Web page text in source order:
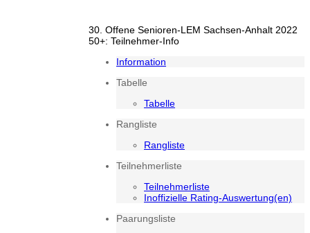
30. Offene Senioren-LEM Sachsen-Anhalt 2022
50+: Teilnehmer-Info
Information
Tabelle
Tabelle
Rangliste
Rangliste
Teilnehmerliste
Teilnehmerliste
Inoffizielle Rating-Auswertung(en)
Paarungsliste